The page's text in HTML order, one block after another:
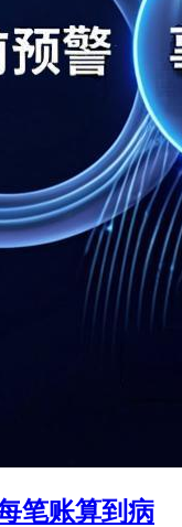
笔账算到病